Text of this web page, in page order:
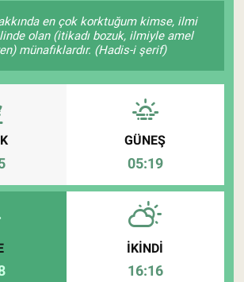
en çok korktuğum kimse, ilmi
olan (itikadı bozuk, ilmiyle amel
münafıklardır. (Hadis-i şerif)
GÜNEŞ
05:19
İKINDI
16:16
Mamüller